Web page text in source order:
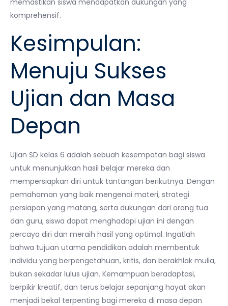
komprehensif.
Kesimpulan:
Menuju Sukses
Ujian dan Masa
Depan
Ujian SD kelas 6 adalah sebuah kesempatan bagi siswa
untuk menunjukkan hasil belajar mereka dan
mempersiapkan diri untuk tantangan berikutnya. Dengan
pemahaman yang baik mengenai materi, strategi
persiapan yang matang, serta dukungan dari orang tua
dan guru, siswa dapat menghadapi ujian ini dengan
percaya diri dan meraih hasil yang optimal. Ingatlah
bahwa tujuan utama pendidikan adalah membentuk
individu yang berpengetahuan, kritis, dan berakhlak mulia,
bukan sekadar lulus ujian. Kemampuan beradaptasi,
berpikir kreatif, dan terus belajar sepanjang hayat akan
menjadi bekal terpenting bagi mereka di masa depan